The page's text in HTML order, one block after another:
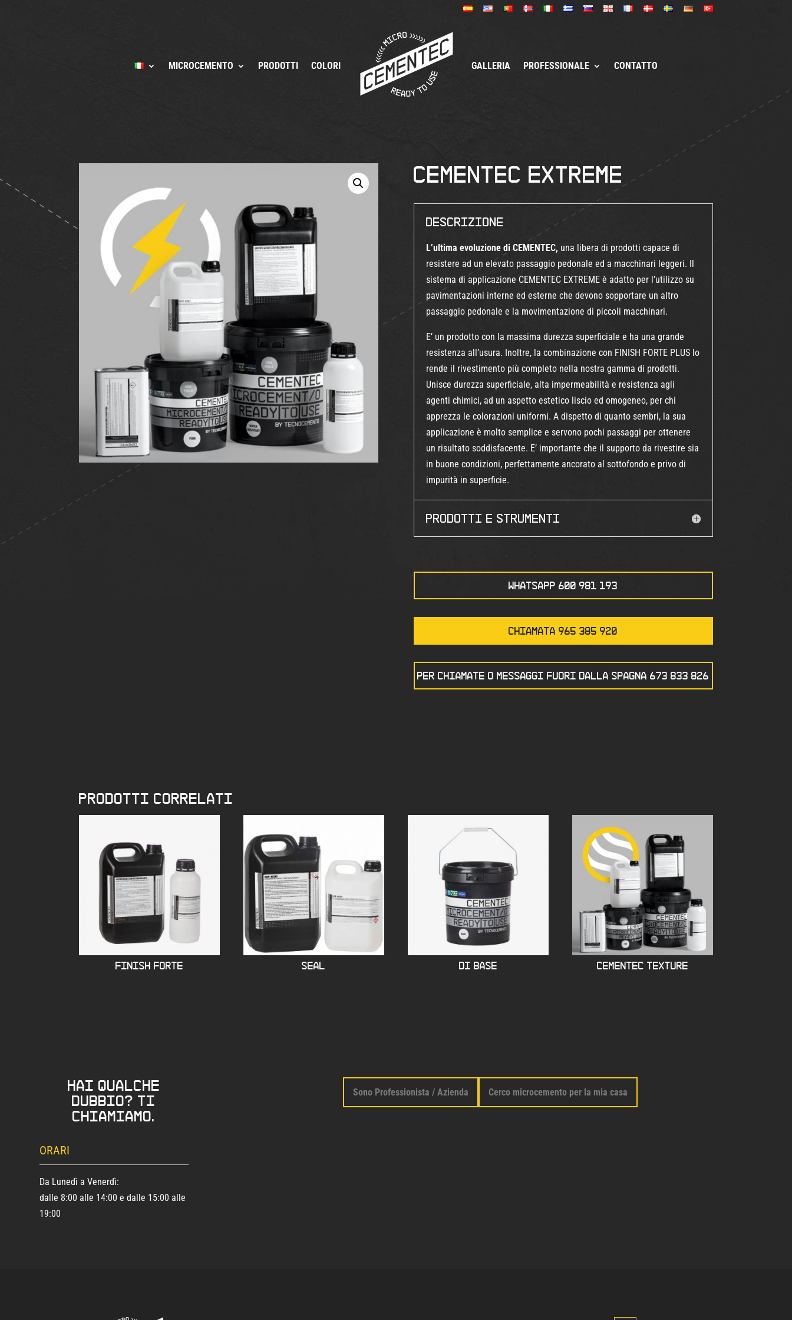
MICROCEMENTO PRODOTTI COLORI GALLERIA PROFESSIONALE CONTATTO
Cementec Extreme
Descrizione
L’ultima evoluzione di CEMENTEC, una libera di prodotti capace di
resistere ad un elevato passaggio pedonale ed a macchinari leggeri. Il
sistema di applicazione CEMENTEC EXTREME è adatto per l’utilizzo su
pavimentazioni interne ed esterne che devono sopportare un altro
passaggio pedonale e la movimentazione di piccoli macchinari.
E’ un prodotto con la massima durezza superficiale e ha una grande
resistenza all’usura. Inoltre, la combinazione con FINISH FORTE PLUSlo
rende il rivestimento più completo nella nostra gamma di prodotti.
Unisce durezza superficiale, alta impermeabilità e resistenza agli
agenti chimici, ad un aspetto estetico liscio ed omogeneo, per chi
apprezza le colorazioni uniformi. A dispetto di quanto sembri, la sua
applicazione è molto semplice e servono pochi passaggi per ottenere
un risultato soddisfacente. E’ importante che il supporto da rivestire sia
in buone condizioni, perfettamente ancorato al sottofondo e privo di
impurità in superficie.
Prodotti e strumenti
WHATSAPP 600 981 193
CHIAMATA 965 385 920
PER CHIAMATE O MESSAGGI FUORI DALLA SPAGNA 673 833 826
PRODOTTI CORRELATI
FINISH FORTE SEAL DI BASE CEMENTEC TEXTURE
Hai qualche
dubbio? Ti
chiamiamo.
ORARI
Da Lunedì a Venerdì:
dalle 8:00 alle 14:00 e dalle 15:00 alle
19:00
Sono Professionista / Azienda Cerco microcemento per la mia casa